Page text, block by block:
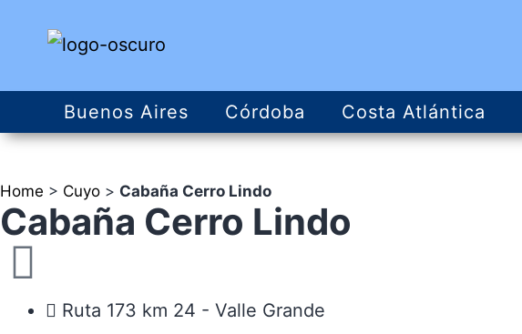
Buenos Aires Córdoba Costa Atlántica
Home > Cuyo > Cabaña Cerro Lindo
Cabaña Cerro Lindo
Ruta 173 km 24 - Valle Grande